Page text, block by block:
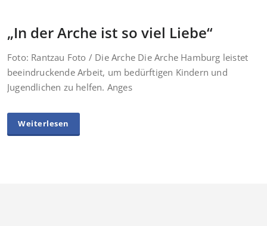
„In der Arche ist so viel Liebe“
Foto: Rantzau Foto / Die Arche Die Arche Hamburg leistet
beeindruckende Arbeit, um bedürftigen Kindern und
Jugendlichen zu helfen. Anges
Weiterlesen